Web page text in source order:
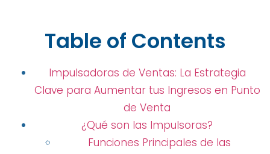
Table of Contents
Impulsadoras de Ventas: La Estrategia
Clave para Aumentar tus Ingresos en Punto
de Venta
¿Qué son las Impulsoras?
Funciones Principales de las